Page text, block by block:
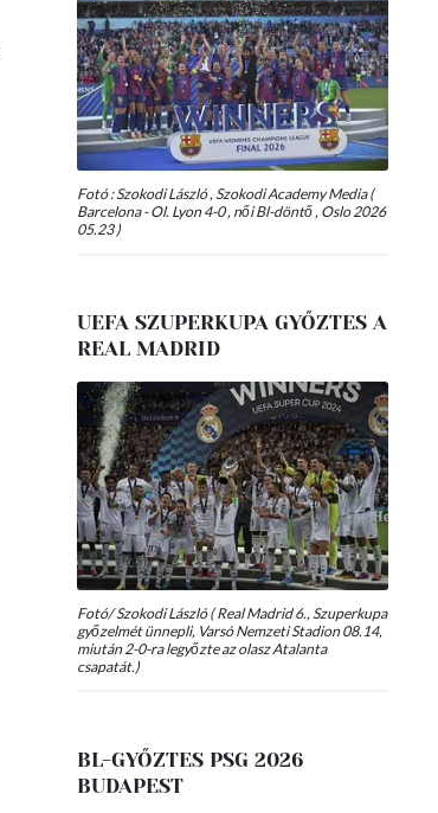
Fotó : Szokodi László , Szokodi Academy Media (
Barcelona - Ol. Lyon 4-0 , női Bl-döntő , Oslo 2026
05.23 )
UEFA SZUPERKUPA GYŐZTES A
REAL MADRID
Fotó/ Szokodi László ( Real Madrid 6., Szuperkupa
győzelmét ünnepli, Varsó Nemzeti Stadion 08.14,
miután 2-0-ra legyőzte az olasz Atalanta
csapatát.)
BL-GYŐZTES PSG 2026
BUDAPEST